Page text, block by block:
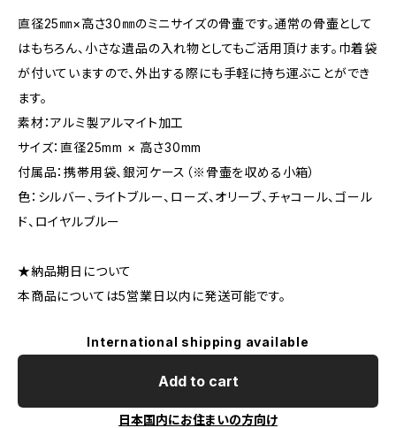
直径25㎜×高さ30㎜のミニサイズの骨壷です。通常の骨壷として
はもちろん、小さな遺品の入れ物としてもご活用頂けます。巾着袋
が付いていますので、外出する際にも手軽に持ち運ぶことができ
ます。
素材：アルミ製アルマイト加工
サイズ：直径25mm × 高さ30mm
付属品：携帯用袋、銀河ケース（※骨壷を収める小箱）
色：シルバー、ライトブルー、ローズ、オリーブ、チャコール、ゴール
ド、ロイヤルブルー
★納品期日について
本商品については5営業日以内に発送可能です。
International shipping available
Add to cart
日本国内にお住まいの方向け